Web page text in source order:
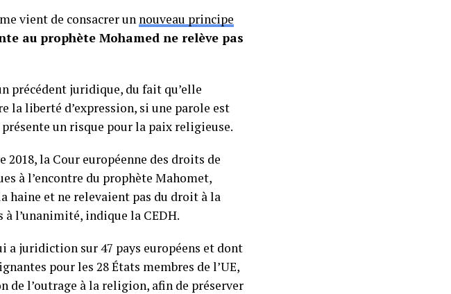
vient de consacrer un nouveau principe
au prophète Mohamed ne relève pas
précédent juridique, du fait qu’elle
la liberté d’expression, si une parole est
un risque pour la paix religieuse.
la Cour européenne des droits de
à l’encontre du prophète Mahomet,
haine et ne relevaient pas du droit à la
à l’unanimité, indique la CEDH.
a juridiction sur 47 pays européens et dont
pour les 28 États membres de l’UE,
l’outrage à la religion, afin de préserver